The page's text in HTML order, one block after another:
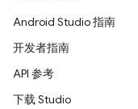
Android Studio 指南
开发者指南
API 参考
下载 Studio